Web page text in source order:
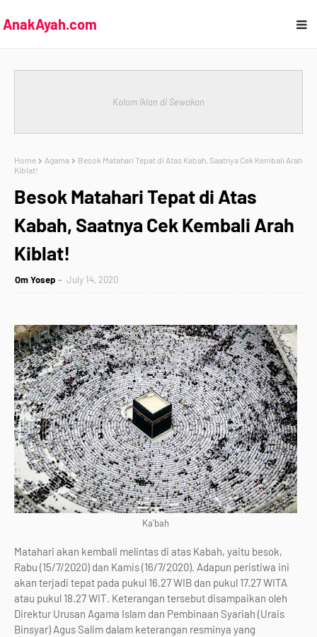
AnakAyah.com
Kolom Iklan di Sewakan
Home Agama
Besok Matahari Tepat di Atas Kabah, Saatnya Cek Kembali Arah
Kiblat!
Besok Matahari Tepat di Atas
Kabah, Saatnya Cek Kembali Arah
Kiblat!
Om Yosep July 14, 2020
Ka'bah
Matahari akan kembali melintas di atas Kabah, yaitu besok,
Rabu (15/7/2020) dan Kamis (16/7/2020). Adapun peristiwa ini
akan terjadi tepat pada pukul 16.27 WIB dan pukul 17.27 WITA
atau pukul 18.27 WIT. Keterangan tersebut disampaikan oleh
Direktur Urusan Agama Islam dan Pembinaan Syariah (Urais
Binsyar) Agus Salim dalam keterangan resminya yang